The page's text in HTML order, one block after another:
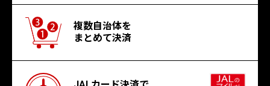
複数自治体を
まとめて決済